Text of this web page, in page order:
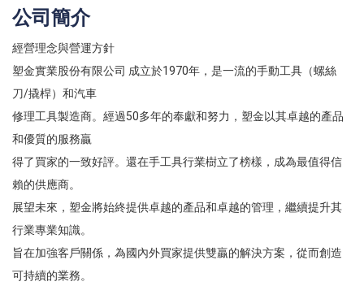
公司簡介
經營理念與營運方針
塑金實業股份有限公司 成立於1970年，是一流的手動工具（螺絲
刀/撬桿）和汽車
修理工具製造商。經過50多年的奉獻和努力，塑金以其卓越的產品
和優質的服務贏
得了買家的一致好評。還在手工具行業樹立了榜樣，成為最值得信
賴的供應商。
展望未來，塑金將始終提供卓越的產品和卓越的管理，繼續提升其
行業專業知識。
旨在加強客戶關係，為國內外買家提供雙贏的解決方案，從而創造
可持續的業務。